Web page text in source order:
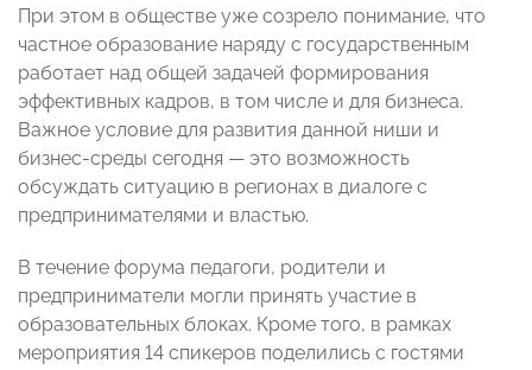
При этом в обществе уже созрело понимание, что
частное образование наряду с государственным
работает над общей задачей формирования
эффективных кадров, в том числе и для бизнеса.
Важное условие для развития данной ниши и
бизнес-среды сегодня — это возможность
обсуждать ситуацию в регионах в диалоге с
предпринимателями и властью.
В течение форума педагоги, родители и
предприниматели могли принять участие в
образовательных блоках. Кроме того, в рамках
мероприятия 14 спикеров поделились с гостями